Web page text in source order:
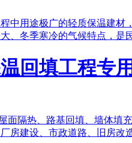
中用途极广的轻质保温建
、冬季寒冷的气候特点，是
回填工程专
面隔热、路基回填、墙体
房建设、市政道路、旧房改